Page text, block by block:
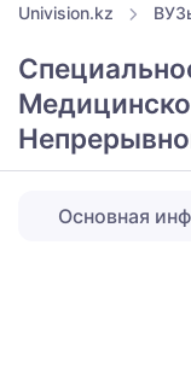
Univision.kz
Основная